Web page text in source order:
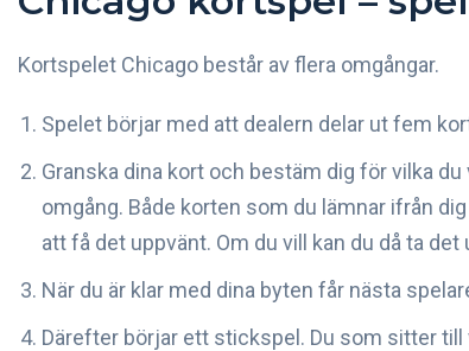
Kortspelet Chicago består av flera omgångar.
Spelet börjar med att dealern delar ut fem
Granska dina kort och bestäm dig för vilka
omgång. Både korten som du lämnar ifrån
att få det uppvänt. Om du vill kan du då ta
När du är klar med dina byten får nästa
Därefter börjar ett stickspel. Du som sitter